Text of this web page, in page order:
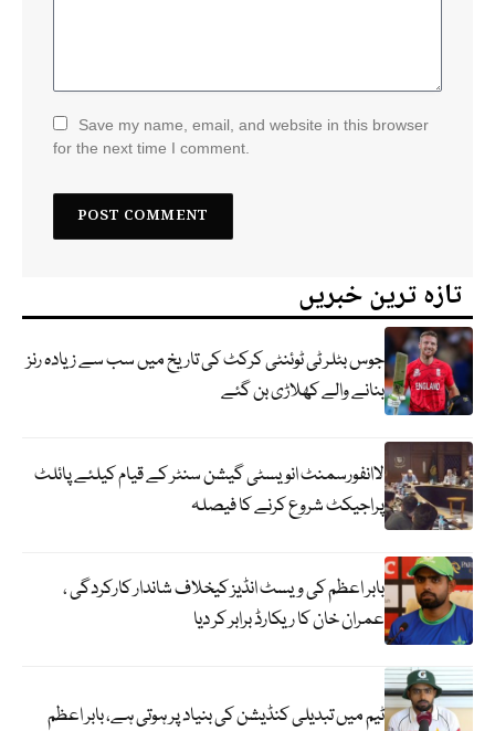
Save my name, email, and website in this browser
for the next time I comment.
تازہ ترین خبریں
جوس بٹلر ٹی ٹوئنٹی کرکٹ کی تاریخ میں سب سے زیادہ رنز
بنانے والے کھلاڑی بن گئے
لاانفورسمنٹ انویسٹی گیشن سنٹر کے قیام کیلئے پائلٹ
پراجیکٹ شروع کرنے کا فیصلہ
بابر اعظم کی ویسٹ انڈیز کیخلاف شاندار کارکردگی ،
عمران خان کا ریکارڈ برابر کر دیا
ٹیم میں تبدیلی کنڈیشن کی بنیاد پر ہوتی ہے، بابر اعظم